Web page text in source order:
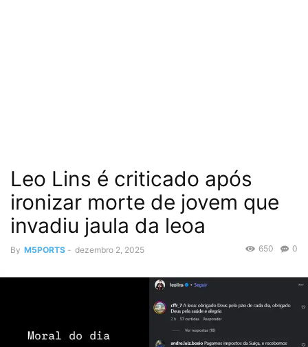
Leo Lins é criticado após
ironizar morte de jovem que
invadiu jaula da leoa
By M5PORTS - dezembro 2, 2025 0
650